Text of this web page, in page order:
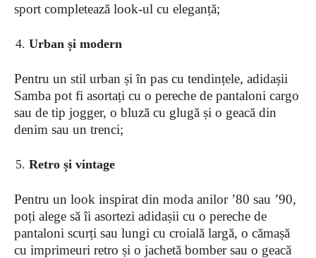
sport completează look-ul cu eleganță;
Urban și modern
Pentru un stil urban și în pas cu tendințele, adidașii
Samba pot fi asortați cu o pereche de pantaloni cargo
sau de tip jogger, o bluză cu glugă și o geacă din
denim sau un trenci;
Retro și vintage
Pentru un look inspirat din moda anilor ’80 sau ’90,
poți alege să îi asortezi adidașii cu o pereche de
pantaloni scurți sau lungi cu croială largă, o cămașă
cu imprimeuri retro și o jachetă bomber sau o geacă